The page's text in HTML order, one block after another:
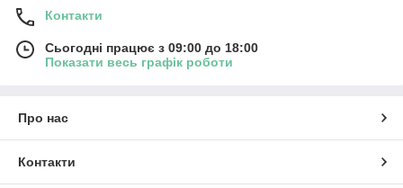
Контакти
Сьогодні працює з 09:00 до 18:00
Показати весь графік роботи
Про нас
Контакти